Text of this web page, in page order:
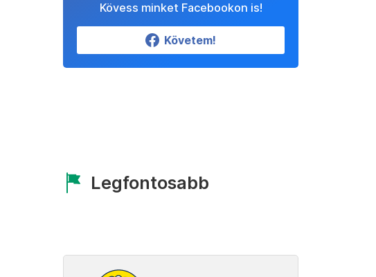
Kövess minket Facebookon is!
Követem!
Legfontosabb